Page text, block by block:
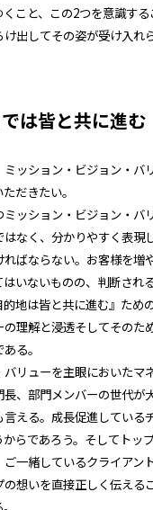
こと、この2つを意識す
出してその姿が受け入れ
は皆と共に進む
ミッション・ビジョン・
だきたい。
ッション・ビジョン・バ
なく、分かりやすく表現
ばならない。お客様を増
いないものの、判断され
地は皆と共に進む』ため
理解と浸透そしてそのた
る。
リューを主眼においた
、部門メンバーの世代
える。成長促進してい
らであろう。そしてト
ご一緒しているクライア
想いを直接正しく伝え